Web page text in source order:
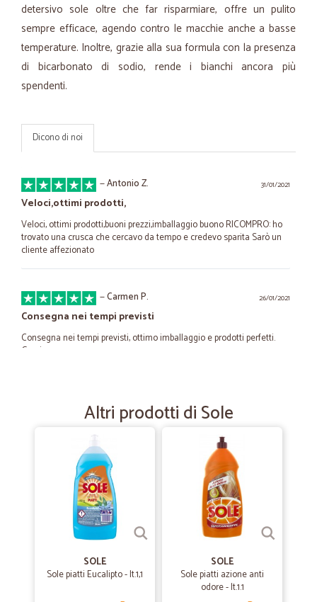
detersivo sole oltre che far risparmiare, offre un pulito
sempre efficace, agendo contro le macchie anche a basse
temperature. Inoltre, grazie alla sua formula con la presenza
di bicarbonato di sodio, rende i bianchi ancora più
spendenti.
Dicono di noi
31/01/2021
—Antonio Z.
Veloci,ottimi prodotti,
Veloci, ottimi prodotti,buoni prezzi,imballaggio buono RICOMPRO: ho
trovato una crusca che cercavo da tempo e credevo sparita Sarò un
cliente affezionato
26/01/2021
—Carmen P.
Consegna nei tempi previsti
Consegna nei tempi previsti, ottimo imballaggio e prodotti perfetti.
Grazie
Velocita e precisione
Velocita e precisione
—Raffaello M.
Bravi e Corretti con ottimo e puntuale…
Bravi e Corretti con ottimo e puntuale servizio
31/08/2019
—Davide P.
Altri prodotti di Sole
SOLE
Sole piatti Eucalipto - lt.1,1
SOLE
Sole piatti azione anti
odore - lt.1.1